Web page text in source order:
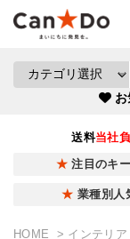
送料当社
注目のキ
業種別人
HOME インテリア